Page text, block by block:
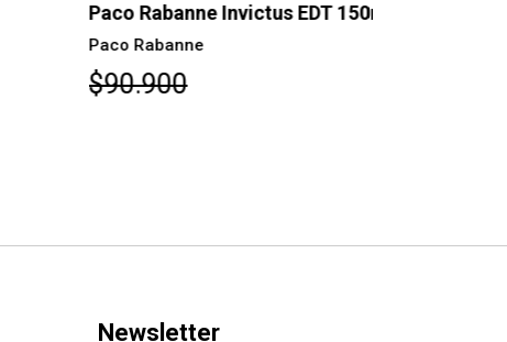
Paco Rabanne Invictus EDT 150ml
Paco Rabanne
$90.900
Newsletter